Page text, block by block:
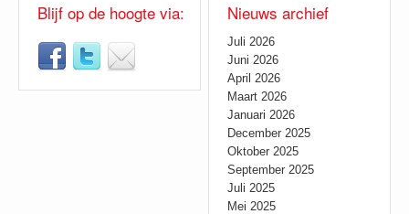
Blijf op de hoogte via: Nieuws archief
Juli 2026
Juni 2026
April 2026
Maart 2026
Januari 2026
December 2025
Oktober 2025
September 2025
Juli 2025
Mei 2025